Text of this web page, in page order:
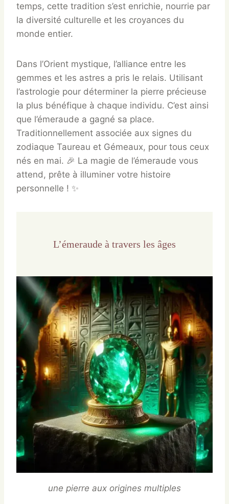
temps, cette tradition s’est enrichie, nourrie par
la diversité culturelle et les croyances du
monde entier.
Dans l’Orient mystique, l’alliance entre les
gemmes et les astres a pris le relais. Utilisant
l’astrologie pour déterminer la pierre précieuse
la plus bénéfique à chaque individu. C’est ainsi
que l’émeraude a gagné sa place.
Traditionnellement associée aux signes du
zodiaque Taureau et Gémeaux, pour tous ceux
nés en mai. 🎉 La magie de l’émeraude vous
attend, prête à illuminer votre histoire
personnelle ! ✨
L’émeraude à travers les âges
une pierre aux origines multiples